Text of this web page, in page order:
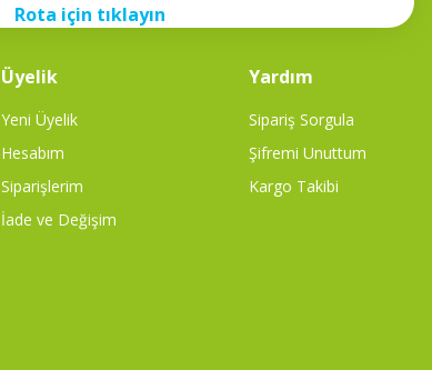
Rota için tıklayın
Üyelik
Yeni Üyelik
Hesabım
Siparişlerim
İade ve Değişim
Yardım
Sipariş Sorgula
Şifremi Unuttum
Kargo Takibi